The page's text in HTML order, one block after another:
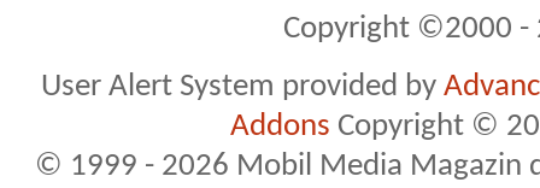
Copyright ©2000 -
User Alert System provided by
Addons Copyright ©
© 1999 - 2026 Mobil Media Magazin